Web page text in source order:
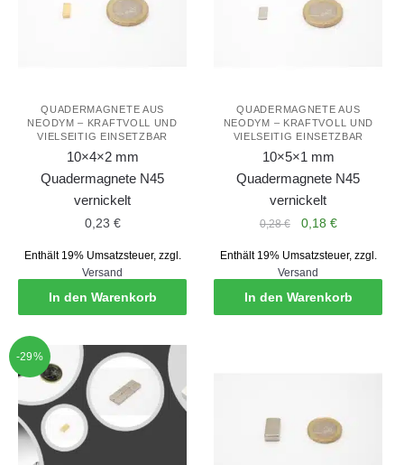
QUADERMAGNETE AUS
NEODYM – KRAFTVOLL UND
VIELSEITIG EINSETZBAR
10×4×2 mm
Quadermagnete N45
vernickelt
0,23 €
Enthält 19% Umsatzsteuer, zzgl.
Versand
In den Warenkorb
QUADERMAGNETE AUS
NEODYM – KRAFTVOLL UND
VIELSEITIG EINSETZBAR
10×5×1 mm
Quadermagnete N45
vernickelt
0,28€
Ursprünglicher
war:
0,28 €
0,18 €Aktueller
ist:
0,18 €.
Enthält 19% Umsatzsteuer, zzgl.
Versand
In den Warenkorb
-29%